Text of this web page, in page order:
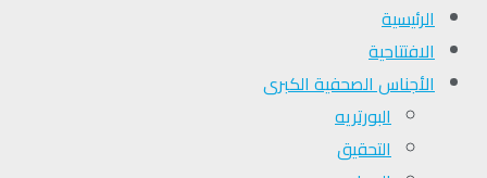
الرئيسية
الافتتاحية
الأجناس الصحفية الكبرى
البورتريه
التحقیق